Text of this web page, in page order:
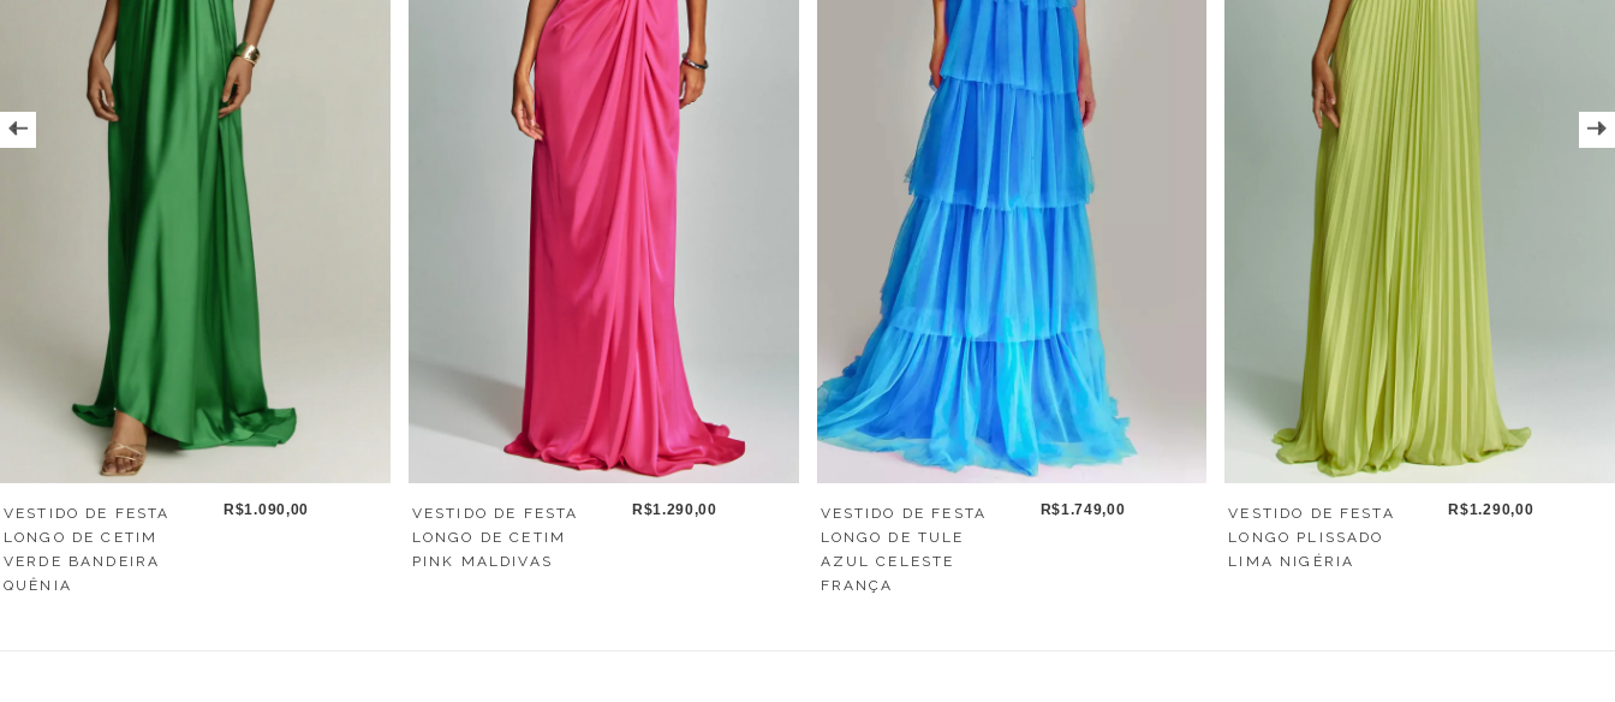
VESTIDO DE FESTA
LONGO DE CETIM
VERDE BANDEIRA
QUÊNIA
R$1.090,00
VESTIDO DE FESTA
LONGO DE CETIM
PINK MALDIVAS
R$1.290,00
VESTIDO DE FESTA
LONGO DE TULE
AZUL CELESTE
FRANÇA
R$1.749,00
VESTIDO DE FESTA
LONGO PLISSADO
LIMA NIGÉRIA
R$1.290,00